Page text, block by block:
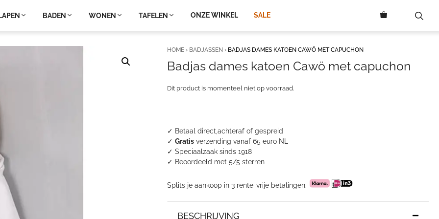
BADEN WONEN TAFELEN ONZE WINKEL SALE
✓ Betaal direct,achteraf of gespreid
✓Gratis verzending vanaf 65 euro NL
✓ Speciaalzaak sinds 1918
✓ Beoordeeld met 5/5 sterren
Splits je aankoop in 3 rente-vrije betalingen.
HOME › BADJASSEN › BADJAS DAMES KATOEN CAWÖ MET CAPUCHON
BESCHRIJVING
Badjas dames katoen Cawö met capuchon
Dit product is momenteel niet op voorraad.